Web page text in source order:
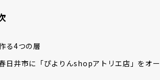
る4つの層
日井市に「ぴよりんshopアトリエ店」をオー